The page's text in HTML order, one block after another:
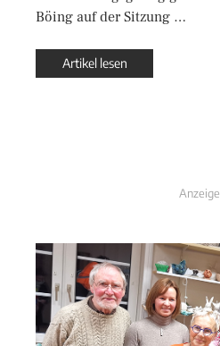
Böing auf der Sitzung …
Artikel lesen
Anzeige